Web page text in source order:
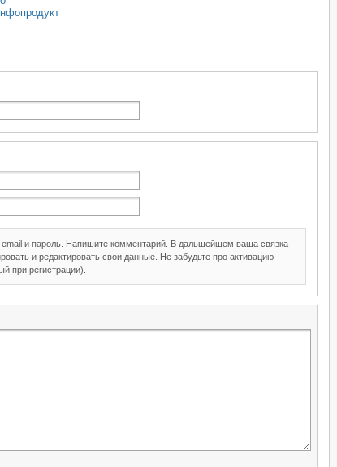
и пароль. Напишите комментарий. В дальшейшем ваша связка
и редактировать свои данные. Не забудьте про активацию
при регистрации).